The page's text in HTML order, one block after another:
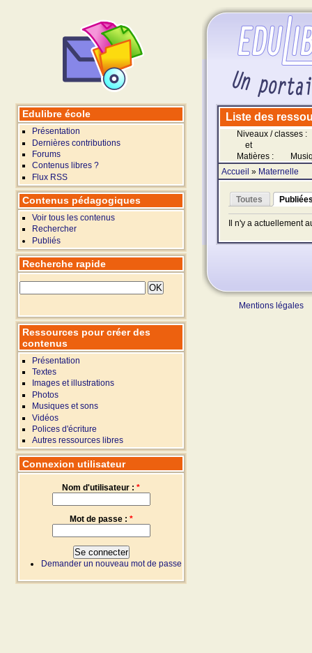
Liste des
Niveaux / classes :
et
Matières :
Accueil » Maternelle
Toutes
Il n'y a actuellement
Mentions légales
Edulibre école
Présentation
Dernières contributions
Forums
Contenus libres ?
Flux RSS
Contenus pédagogiques
Voir tous les contenus
Rechercher
Publiés
Recherche rapide
Ressources pour créer des
contenus
Présentation
Textes
Images et illustrations
Photos
Musiques et sons
Vidéos
Polices d'écriture
Autres ressources libres
Connexion utilisateur
Nom d'utilisateur : *
Mot de passe : *
Demander un nouveau mot de passe